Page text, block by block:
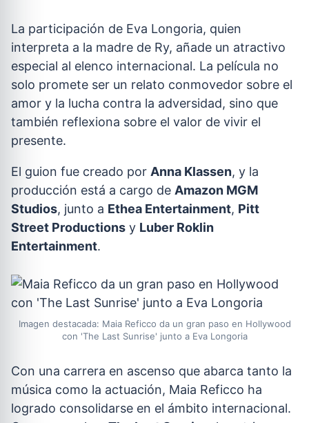
La participación de Eva Longoria, quien
interpreta a la madre de Ry, añade un atractivo
especial al elenco internacional. La película no
solo promete ser un relato conmovedor sobre el
amor y la lucha contra la adversidad, sino que
también reflexiona sobre el valor de vivir el
presente.
El guion fue creado por Anna Klassen, y la
producción está a cargo de Amazon MGM
Studios, junto a Ethea Entertainment, Pitt
Street Productions y Luber Roklin
Entertainment.
Imagen destacada: Maia Reficco da un gran paso en Hollywood
con 'The Last Sunrise' junto a Eva Longoria
Con una carrera en ascenso que abarca tanto la
música como la actuación, Maia Reficco ha
logrado consolidarse en el ámbito internacional.